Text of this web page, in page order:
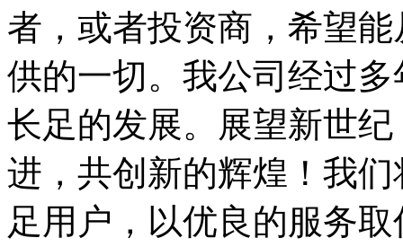
者，或者投资商，希望
供的一切。我公司经过
长足的发展。展望新世
进，共创新的辉煌！我
足用户，以优良的服务